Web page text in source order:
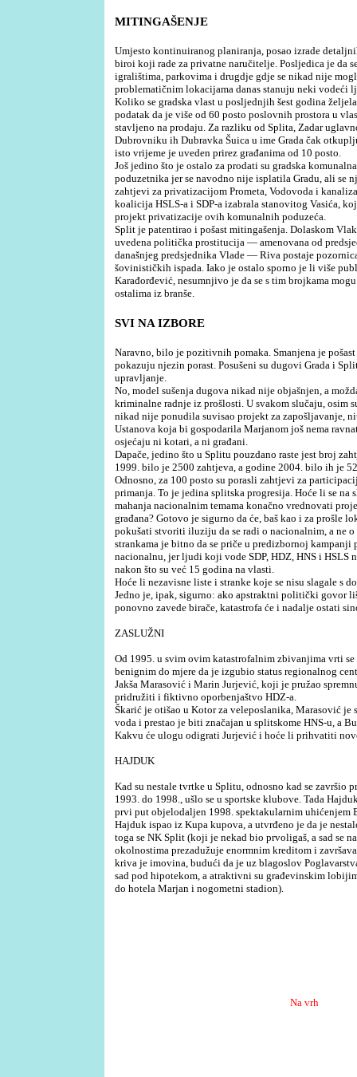
MITINGAŠENJE
Umjesto kontinuiranog planiranja, posao izrade
biroi koji rade za privatne naručitelje. Posljedica je da
igralištima, parkovima i drugdje gdje se nikad nije
problematičnim lokacijama danas stanuju neki
Koliko se gradska vlast u posljednjih šest godina
podatak da je više od 60 posto poslovnih prostora u
stavljeno na prodaju. Za razliku od Splita, Zadar
Dubrovniku ih Dubravka Šuica u ime Grada čak
isto vrijeme je uveden prirez građanima od 10 posto.
Još jedino što je ostalo za prodati su gradska
poduzetnika jer se navodno nije isplatila Gradu, ali se
zahtjevi za privatizacijom Prometa, Vodovoda i
koalicija HSLS-a i SDP-a izabrala stanovitog Vasića,
projekt privatizacije ovih komunalnih poduzeća.
Split je patentirao i pošast mitingašenja. Dolaskom
uvedena politička prostitucija — amenovana od
današnjeg predsjednika Vlade — Riva postaje
šovinističkih ispada. Iako je ostalo sporno je li više
Karađorđević, nesumnjivo je da se s tim brojkama
ostalima iz branše.
SVI NA IZBORE
Naravno, bilo je pozitivnih pomaka. Smanjena je
pokazuju njezin porast. Posušeni su dugovi Grada i
upravljanje.
No, model sušenja dugova nikad nije objašnjen, a
kriminalne radnje iz prošlosti. U svakom slučaju, osim
nikad nije ponudila suvisao projekt za zapošljavanje,
Ustanova koja bi gospodarila Marjanom još nema
osjećaju ni kotari, a ni građani.
Dapače, jedino što u Splitu pouzdano raste jest broj
1999. bilo je 2500 zahtjeva, a godine 2004. bilo ih je
Odnosno, za 100 posto su porasli zahtjevi za
primanja. To je jedina splitska progresija. Hoće li se
mahanja nacionalnim temama konačno vrednovati
građana? Gotovo je sigurno da će, baš kao i za prošle
pokušati stvoriti iluziju da se radi o nacionalnim, a ne
strankama je bitno da se priče u predizbornoj kampanji
nacionalnu, jer ljudi koji vode SDP, HDZ, HNS i HSLS
nakon što su već 15 godina na vlasti.
Hoće li nezavisne liste i stranke koje se nisu slagale s
Jedno je, ipak, sigurno: ako apstraktni politički govor
ponovno zavede birače, katastrofa će i nadalje ostati
ZASLUŽNI
Od 1995. u svim ovim katastrofalnim zbivanjima vrti
benignim do mjere da je izgubio status regionalnog
Jakša Marasović i Marin Jurjević, koji je pružao
pridružiti i fiktivno oporbenjaštvo HDZ-a.
Škarić je otišao u Kotor za veleposlanika, Marasović je
voda i prestao je biti značajan u splitskome HNS-u, a
Kakvu će ulogu odigrati Jurjević i hoće li prihvatiti
HAJDUK
Kad su nestale tvrtke u Splitu, odnosno kad se završio
1993. do 1998., ušlo se u sportske klubove. Tada
prvi put objelodaljen 1998. spektakularnim uhićenjem
Hajduk ispao iz Kupa kupova, a utvrđeno je da je
toga se NK Split (koji je nekad bio prvoligaš, a sad se
okolnostima prezadužuje enormnim kreditom i
kriva je imovina, budući da je uz blagoslov
sad pod hipotekom, a atraktivni su građevinskim
do hotela Marjan i nogometni stadion).
Na vrh